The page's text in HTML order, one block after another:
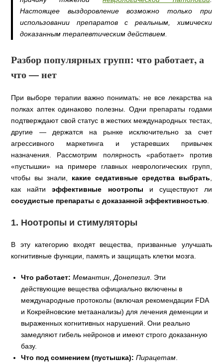
Настоящее выздоровление возможно только при
использовании препаратов с реальным, химически
доказанным терапевтическим действием.
Разбор популярных групп: что работает, а
что — нет
При выборе терапии важно понимать: не все лекарства на
полках аптек одинаково полезны. Одни препараты годами
подтверждают свой статус в жестких международных тестах,
другие — держатся на рынке исключительно за счет
агрессивного маркетинга и устаревших привычек
назначения. Рассмотрим полярность «работает» против
«пустышки» на примере главных неврологических групп,
чтобы вы знали, какие седативные средства выбрать
как найтиэффективные ноотропы и существуют ли
сосудистые препараты с доказанной эффективностью
1. Ноотропы и стимуляторы
В эту категорию входят вещества, призванные улучшать
когнитивные функции, память и защищать клетки мозга.
Что работает: Мемантин ,Донепезил . Эти
действующие вещества официально включены в
международные протоколы (включая рекомендации FDA
и Кокрейновские метаанализы) для лечения деменции и
выраженных когнитивных нарушений. Они реально
замедляют гибель нейронов и имеют строго доказанную
базу.
Что под сомнением (пустышка): Пирацетам